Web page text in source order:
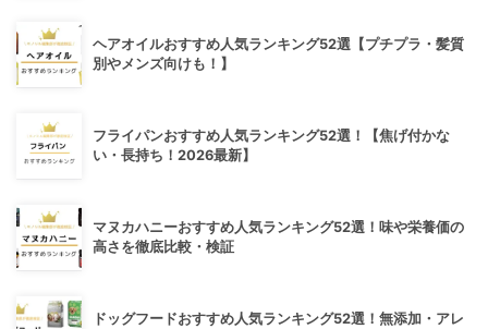
ヘアオイルおすすめ人気ランキング52選【プチプラ・髪質
別やメンズ向けも！】
フライパンおすすめ人気ランキング52選！【焦げ付かな
い・長持ち！2026最新】
マヌカハニーおすすめ人気ランキング52選！味や栄養価の
高さを徹底比較・検証
ドッグフードおすすめ人気ランキング52選！無添加・アレ